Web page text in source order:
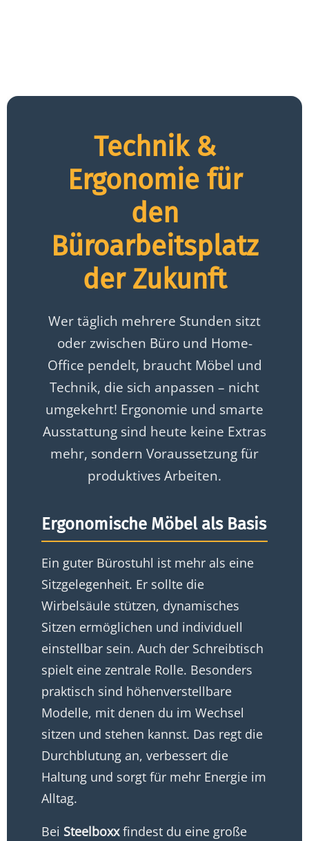
Technik &
Ergonomie für
den
Büroarbeitsplatz
der Zukunft
Wer täglich mehrere Stunden sitzt
oder zwischen Büro und Home-
Office pendelt, braucht Möbel und
Technik, die sich anpassen – nicht
umgekehrt! Ergonomie und smarte
Ausstattung sind heute keine Extras
mehr, sondern Voraussetzung für
produktives Arbeiten.
Ergonomische Möbel als Basis
Ein guter Bürostuhl ist mehr als eine
Sitzgelegenheit. Er sollte die
Wirbelsäule stützen, dynamisches
Sitzen ermöglichen und individuell
einstellbar sein. Auch der Schreibtisch
spielt eine zentrale Rolle. Besonders
praktisch sind höhenverstellbare
Modelle, mit denen du im Wechsel
sitzen und stehen kannst. Das regt die
Durchblutung an, verbessert die
Haltung und sorgt für mehr Energie im
Alltag.
Bei Steelboxxfindest du eine große